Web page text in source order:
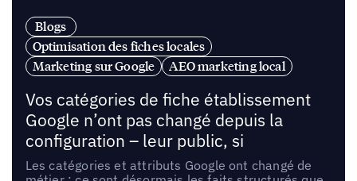
Blogs
Optimisation des fiches locales
Marketing sur Google
AEO marketing local
Vos catégories de fiche établissement
Google n’ont pas changé depuis la
configuration – leur public, si
Les catégories et attributs Google ont changé de